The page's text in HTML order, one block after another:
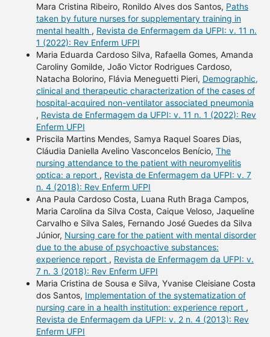
Mara Cristina Ribeiro, Ronildo Alves dos Santos, Paths
taken by future nurses for supplementary training in
mental health , Revista de Enfermagem da UFPI: v. 11 n.
1 (2022): Rev Enferm UFPI
Maria Eduarda Cardoso Silva, Rafaella Gomes, Amanda
Caroliny Gomilde, João Victor Rodrigues Cardoso,
Natacha Bolorino, Flávia Meneguetti Pieri, Demographic,
clinical and therapeutic characterization of the cases of
hospital-acquired non-ventilator associated pneumonia
, Revista de Enfermagem da UFPI: v. 11 n. 1 (2022): Rev
Enferm UFPI
Priscila Martins Mendes, Samya Raquel Soares Dias,
Cláudia Daniella Avelino Vasconcelos Benício, The
nursing attendance to the patient with neuromyelitis
optica: a report , Revista de Enfermagem da UFPI: v. 7
n. 4 (2018): Rev Enferm UFPI
Ana Paula Cardoso Costa, Luana Ruth Braga Campos,
Maria Carolina da Silva Costa, Caique Veloso, Jaqueline
Carvalho e Silva Sales, Fernando José Guedes da Silva
Júnior, Nursing care for the patient with mental disorder
due to the abuse of psychoactive substances:
experience report , Revista de Enfermagem da UFPI: v.
7 n. 3 (2018): Rev Enferm UFPI
Maria Cristina de Sousa e Silva, Yvanise Cleisiane Costa
dos Santos, Implementation of the systematization of
nursing care in a health institution: experience report ,
Revista de Enfermagem da UFPI: v. 2 n. 4 (2013): Rev
Enferm UFPI